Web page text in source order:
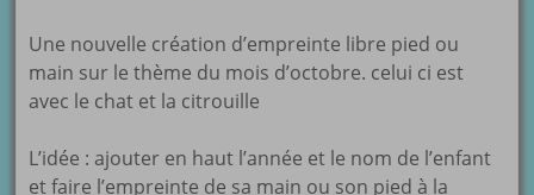
Une nouvelle création d’empreinte libre pied ou
main sur le thème du mois d’octobre. celui ci est
avec le chat et la citrouille
L’idée : ajouter en haut l’année et le nom de l’enfant
et faire l’empreinte de sa main ou son pied à la